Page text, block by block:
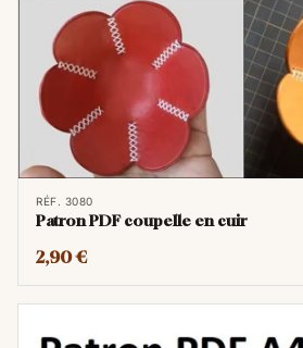
RÉF. 3080
Patron PDF coupelle en cuir
2,90 €